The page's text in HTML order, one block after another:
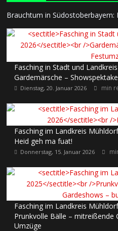
Brauchtum in Südostoberbayern:
Fasching in Stadt und
Gardemärsche –
Dienstag, 20. Januar 2026 min
Fasching im Landkreis
Heid geh ma fuat!
Donnerstag, 15. Januar 2026
Fasching im Landkreis
Prunkvolle Bälle – mitreißende
Umzüge